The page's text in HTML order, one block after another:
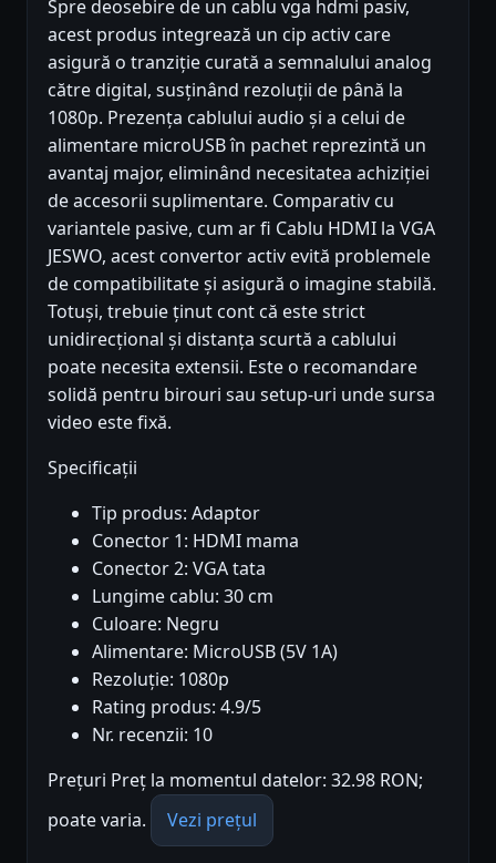
Spre deosebire de un cablu vga hdmi pasiv,
acest produs integrează un cip activ care
asigură o tranziție curată a semnalului analog
către digital, susținând rezoluții de până la
1080p. Prezența cablului audio și a celui de
alimentare microUSB în pachet reprezintă un
avantaj major, eliminând necesitatea achiziției
de accesorii suplimentare. Comparativ cu
variantele pasive, cum ar fi Cablu HDMI la VGA
JESWO, acest convertor activ evită problemele
de compatibilitate și asigură o imagine stabilă.
Totuși, trebuie ținut cont că este strict
unidirecțional și distanța scurtă a cablului
poate necesita extensii. Este o recomandare
solidă pentru birouri sau setup-uri unde sursa
video este fixă.
Specificații
Tip produs: Adaptor
Conector 1: HDMI mama
Conector 2: VGA tata
Lungime cablu: 30 cm
Culoare: Negru
Alimentare: MicroUSB (5V 1A)
Rezoluție: 1080p
Rating produs: 4.9/5
Nr. recenzii: 10
Prețuri Preț la momentul datelor: 32.98 RON;
poate varia.
Vezi prețul